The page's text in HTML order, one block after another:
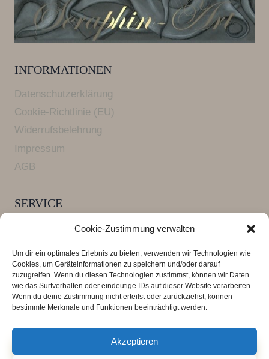
Cookie-Zustimmung verwalten
Um dir ein optimales Erlebnis zu bieten, verwenden wir Technologien wie
Cookies, um Geräteinformationen zu speichern und/oder darauf
zuzugreifen. Wenn du diesen Technologien zustimmst, können wir Daten
wie das Surfverhalten oder eindeutige IDs auf dieser Website verarbeiten.
Wenn du deine Zustimmung nicht erteilst oder zurückziehst, können
bestimmte Merkmale und Funktionen beeinträchtigt werden.
Akzeptieren
INFORMATIONEN
Datenschutzerklärung
Cookie-Richtlinie (EU)
Widerrufsbelehrung
Impressum
AGB
SERVICE
Versandkosten und Lieferzeiten
Zahlungsarten
*** Alle Preise verstehen sich inklusive der
Versandkosten
Lieferzeit 3 - 4 Tage